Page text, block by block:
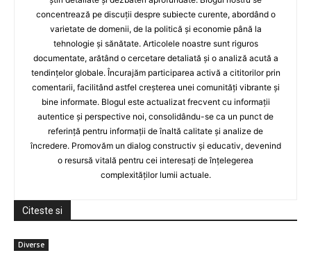
concentrează pe discuții despre subiecte curente, abordând o
varietate de domenii, de la politică și economie până la
tehnologie și sănătate. Articolele noastre sunt riguros
documentate, arătând o cercetare detaliată și o analiză acută a
tendințelor globale. Încurajăm participarea activă a cititorilor prin
comentarii, facilitând astfel creșterea unei comunități vibrante și
bine informate. Blogul este actualizat frecvent cu informații
autentice și perspective noi, consolidându-se ca un punct de
referință pentru informații de înaltă calitate și analize de
încredere. Promovăm un dialog constructiv și educativ, devenind
o resursă vitală pentru cei interesați de înțelegerea
complexităților lumii actuale.
Citeste si
Diverse